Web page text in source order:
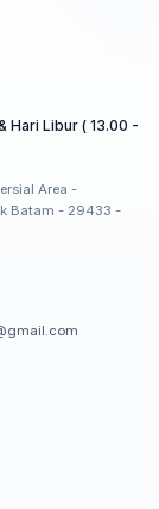
Hari Libur ( 13.00 -
Area -
Batam - 29433 -